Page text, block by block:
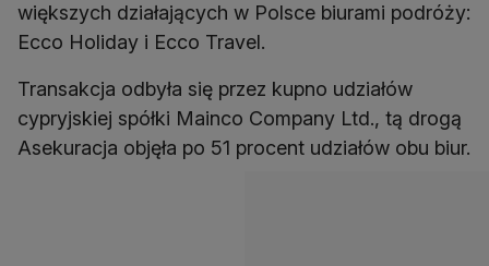
większych działających w Polsce biurami podróży:
Ecco Holiday i Ecco Travel.
Transakcja odbyła się przez kupno udziałów
cypryjskiej spółki Mainco Company Ltd., tą drogą
Asekuracja objęła po 51 procent udziałów obu biur.